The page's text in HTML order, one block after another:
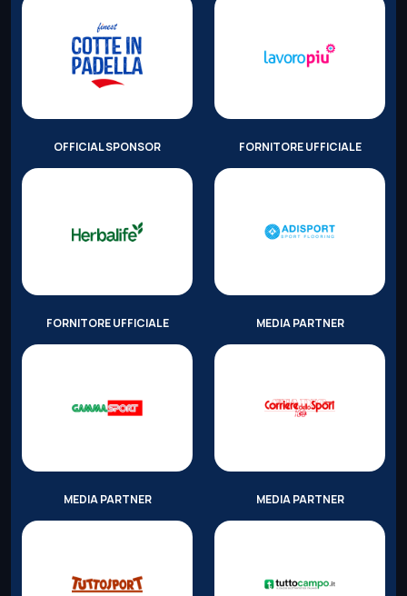
OFFICIAL SPONSOR FORNITORE UFFICIALE
FORNITORE UFFICIALE MEDIA PARTNER
MEDIA PARTNER MEDIA PARTNER